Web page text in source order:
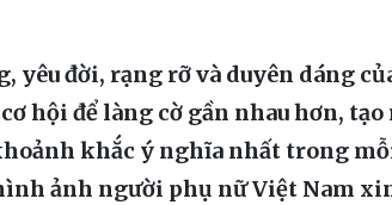
đời, rạng rỡ và duyên dáng
hội để làng cờ gần nhau hơn,
khắc ý nghĩa nhất trong
ảnh người phụ nữ Việt Nam